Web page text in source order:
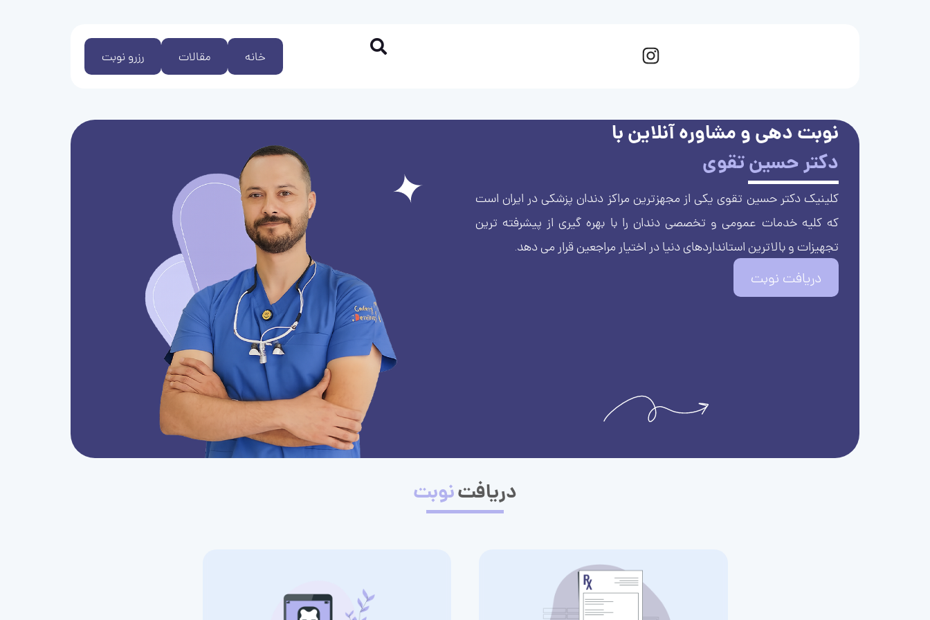
رزرو نوبت مقالات خانه
نوبت دهی و مشاوره آنلاین با
دکتر حسین تقوی
کلینیک دکتر حسین تقوی یکی از مجهزترین مراکز دندان پزشکی در ایران است
که کلیه خدمات عمومی و تخصصی دندان را با بهره گیری از پیشرفته ترین
تجهیزات و بالاترین استانداردهای دنیا در اختیار مراجعین قرار می دهد.
دریافت نوبت
دریافتنوبت